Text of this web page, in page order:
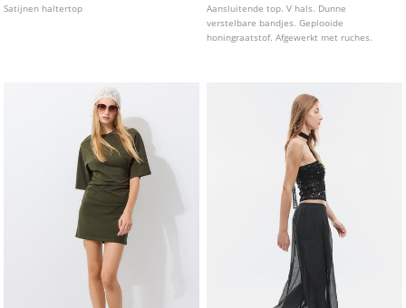
Satijnen haltertop
Aansluitende top. V hals. Dunne
verstelbare bandjes. Geplooide
honingraatstof. Afgewerkt met ruches.